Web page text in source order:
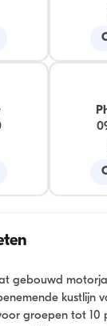
gebouwd
kustlijn
groepen tot 10